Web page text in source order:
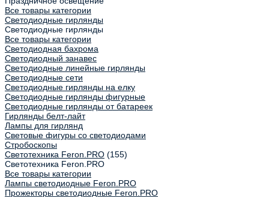
Все товары категории
Светодиодные гирлянды
Светодиодные гирлянды
Все товары категории
Светодиодная бахрома
Светодиодный занавес
Светодиодные линейные гирлянды
Светодиодные сети
Светодиодные гирлянды на елку
Светодиодные гирлянды фигурные
Светодиодные гирлянды от батареек
Гирлянды белт-лайт
Лампы для гирлянд
Световые фигуры со светодиодами
Стробоскопы
Светотехника Feron.PRO (155)
Светотехника Feron.PRO
Все товары категории
Лампы светодиодные Feron.PRO
Прожекторы светодиодные Feron.PRO